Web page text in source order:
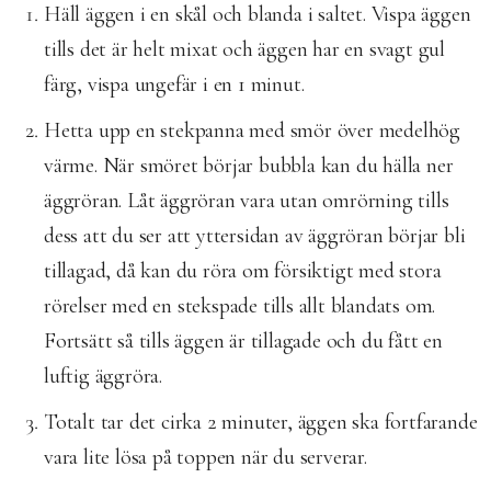
Häll äggen i en skål och blanda i saltet. Vispa äggen
tills det är helt mixat och äggen har en svagt gul
färg, vispa ungefär i en 1 minut.
Hetta upp en stekpanna med smör över medelhög
värme. När smöret börjar bubbla kan du hälla ner
äggröran. Låt äggröran vara utan omrörning tills
dess att du ser att yttersidan av äggröran börjar bli
tillagad, då kan du röra om försiktigt med stora
rörelser med en stekspade tills allt blandats om.
Fortsätt så tills äggen är tillagade och du fått en
luftig äggröra.
Totalt tar det cirka 2 minuter, äggen ska fortfarande
vara lite lösa på toppen när du serverar.